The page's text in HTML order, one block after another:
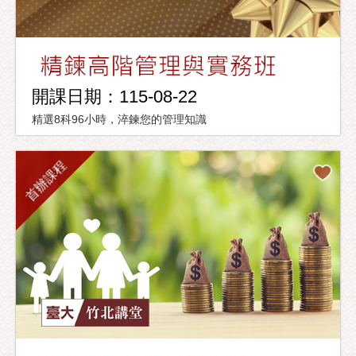
開課日期：115-08-22
精選8科96小時，淬鍊您的管理知識
首辦課程